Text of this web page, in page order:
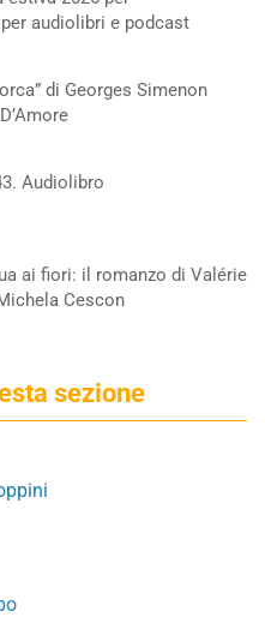
per audiolibri e podcast
di Georges Simenon
Audiolibro
ai fiori: il romanzo di Valérie
Cescon
sezione